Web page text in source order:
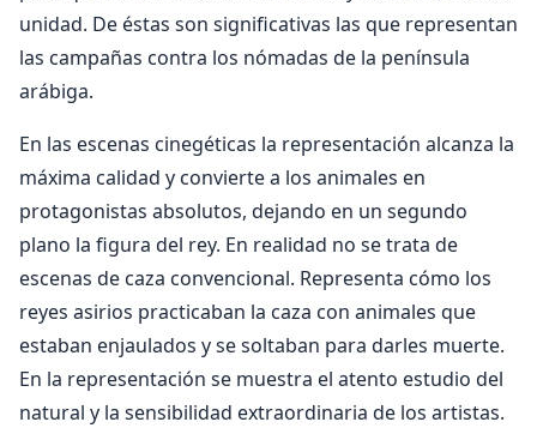
unidad. De éstas son significativas las que representan
las campañas contra los nómadas de la península
arábiga.
En las escenas cinegéticas la representación alcanza la
máxima calidad y convierte a los animales en
protagonistas absolutos, dejando en un segundo
plano la figura del rey. En realidad no se trata de
escenas de caza convencional. Representa cómo los
reyes asirios practicaban la caza con animales que
estaban enjaulados y se soltaban para darles muerte.
En la representación se muestra el atento estudio del
natural y la sensibilidad extraordinaria de los artistas.